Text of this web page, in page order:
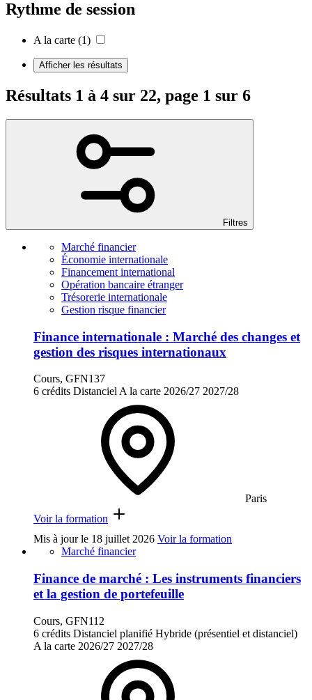
Rythme de session
A la carte (1)
Afficher les résultats
Résultats 1 à 4 sur 22, page 1 sur 6
Filtres
Marché financier
Économie internationale
Financement international
Opération bancaire étranger
Trésorerie internationale
Gestion risque financier
Finance internationale : Marché des changes et
gestion des risques internationaux
Cours, GFN137
6 crédits Distanciel A la carte 2026/27 2027/28
Paris
Voir la formation
Mis à jour le 18 juillet 2026 Voir la formation
Marché financier
Finance de marché : Les instruments financiers
et la gestion de portefeuille
Cours, GFN112
6 crédits Distanciel planifié Hybride (présentiel et distanciel)
A la carte 2026/27 2027/28